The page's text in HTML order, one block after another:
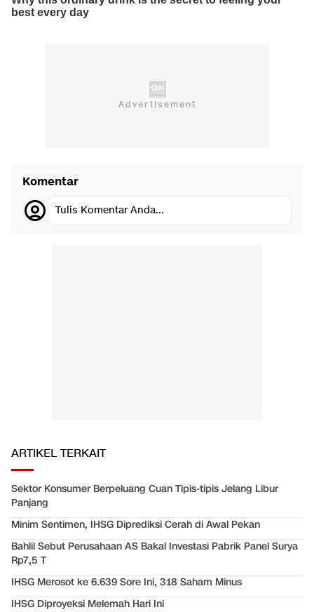
Komentar
Tulis Komentar Anda...
ARTIKEL TERKAIT
Sektor Konsumer Berpeluang Cuan Tipis-tipis Jelang Libur
Panjang
Minim Sentimen, IHSG Diprediksi Cerah di Awal Pekan
Bahlil Sebut Perusahaan AS Bakal Investasi Pabrik Panel Surya
Rp7,5 T
IHSG Merosot ke 6.639 Sore Ini, 318 Saham Minus
IHSG Diproyeksi Melemah Hari Ini